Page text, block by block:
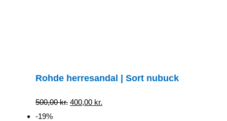
Rohde herresandal | Sort nubuck
500,00kr. Den
400,00 kr.
-19%